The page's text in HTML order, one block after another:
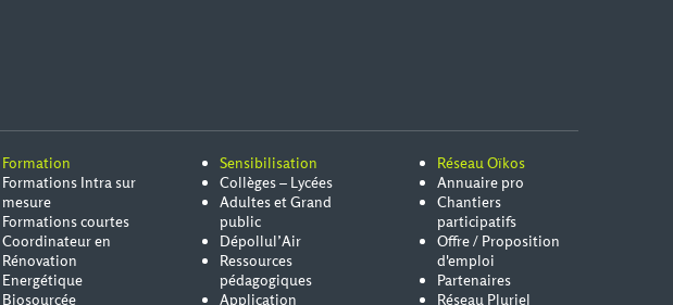
Formation
Formations Intra sur
mesure
Formations courtes
Coordinateur en
Rénovation
Energétique
Biosourcée
Sensibilisation
Collèges – Lycées
Adultes et Grand
public
Dépollul’Air
Ressources
pédagogiques
Application
Réseau Oïkos
Annuaire pro
Chantiers
participatifs
Offre / Proposition
d'emploi
Partenaires
Réseau Pluriel